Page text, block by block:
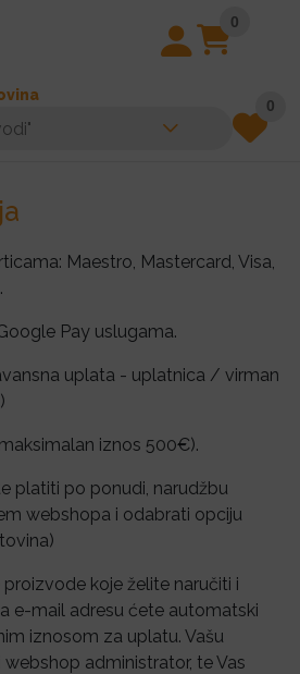
0
0
Maestro, Mastercard, Visa,
Pay uslugama.
uplata - uplatnica / virman
iznos 500€).
platiti po ponudi, narudžbu
webshopa i odabrati opciju
koje želite naručiti i
e-mail adresu ćete automatski
iznosom za uplatu. Vašu
administrator, te Vas